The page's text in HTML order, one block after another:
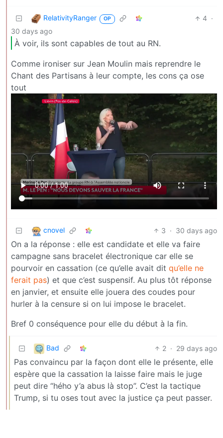
RelativityRanger OP 4 ·
30 days ago
À voir, ils sont capables de tout au RN.
Comme ironiser sur Jean Moulin mais reprendre le
Chant des Partisans à leur compte, les cons ça ose
tout
cnovel 3 · 30 days ago
On a la réponse : elle est candidate et elle va faire
campagne sans bracelet électronique car elle se
pourvoir en cassation (ce qu’elle avait dit qu’elle ne
ferait pas) et que c’est suspensif. Au plus tôt réponse
en janvier, et ensuite elle jouera des coudes pour
hurler à la censure si on lui impose le bracelet.
Bref 0 conséquence pour elle du début à la fin.
Bad 2 · 29 days ago
Pas convaincu par la façon dont elle le présente, elle
espère que la cassation la laisse faire mais le juge
peut dire “hého y’a abus là stop”. C’est la tactique
Trump, si tu oses tout avec la justice ça peut passer.